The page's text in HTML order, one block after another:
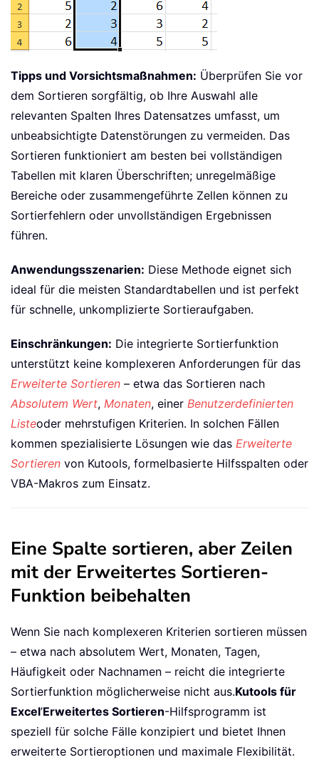
Tipps und Vorsichtsmaßnahmen: Überprüfen Sie vor
dem Sortieren sorgfältig, ob Ihre Auswahl alle
relevanten Spalten Ihres Datensatzes umfasst, um
unbeabsichtigte Datenstörungen zu vermeiden. Das
Sortieren funktioniert am besten bei vollständigen
Tabellen mit klaren Überschriften; unregelmäßige
Bereiche oder zusammengeführte Zellen können zu
Sortierfehlern oder unvollständigen Ergebnissen
führen.
Anwendungsszenarien: Diese Methode eignet sich
ideal für die meisten Standardtabellen und ist perfekt
für schnelle, unkomplizierte Sortieraufgaben.
Einschränkungen: Die integrierte Sortierfunktion
unterstützt keine komplexeren Anforderungen für das
Erweiterte Sortieren – etwa das Sortieren nach
Absolutem Wert, Monaten, einer Benutzerdefinierten
Listeoder mehrstufigen Kriterien. In solchen Fällen
kommen spezialisierte Lösungen wie das Erweiterte
Sortieren von Kutools, formelbasierte Hilfsspalten oder
VBA-Makros zum Einsatz.
Eine Spalte sortieren, aber Zeilen
mit der Erweitertes Sortieren-
Funktion beibehalten
Wenn Sie nach komplexeren Kriterien sortieren müssen
– etwa nach absolutem Wert, Monaten, Tagen,
Häufigkeit oder Nachnamen – reicht die integrierte
Sortierfunktion möglicherweise nicht aus.Kutools für
Excel’Erweitertes Sortieren-Hilfsprogramm ist
speziell für solche Fälle konzipiert und bietet Ihnen
erweiterte Sortieroptionen und maximale Flexibilität.